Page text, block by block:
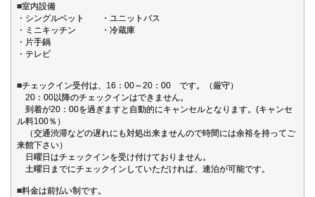
■室内設備
・シングルベット ・ユニットバス
・ミニキッチン ・冷蔵庫
・片手鍋
・テレビ
■チェックイン受付は、16：00～20：00 です。（厳守）
20：00以降のチェックインはできません。
到着が20：00を過ぎますと自動的にキャンセルとなります。(キャンセ
ル料100％）
（交通渋滞などの遅れにも対処出来ませんので時間には余裕を持ってご
来館下さい）
日曜日はチェックインを受け付けておりません。
土曜日までにチェックインしていただければ、連泊が可能です。
■料金は前払い制です。